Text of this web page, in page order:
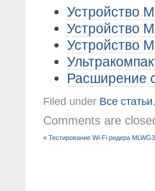
Устройство
Устройство
Устройство
Расширение
Filed under Все статьи
Comments are
«Тестирование Wi-Fi ридера